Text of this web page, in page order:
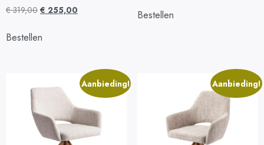
€319,00 € 255,00
Bestellen
Bestellen
Aanbieding! Aanbieding!